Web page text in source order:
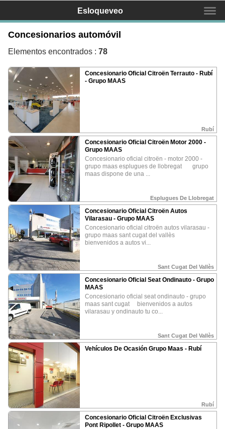
Esloqueveo
Buscas un negocio?
Inicio
Mapa
Servicios
Equipo
Contactar
Promociona tu negocio
¿Qué és Esloqueveo?
¿Como mostrar mi negocio?
Promocione su negocio
¿Como puedo obtener las fotos?
¿Que puedo hacer con las fotos?
Política privacidad Aviso Legal
ALOJAMIENTO
•Campings
•Casas rurales
COMER Y BEBER
•
Restaurantes
•
OCIO Y CULTURA
•Deportes
PROMOCION REGION
•
Huesca
•La Rioja
•Alquezar
•Rutas de España
Concesionarios automóvil
Elementos encontrados : 78
Concesionario Oficial Citroën Terrauto - Rubí
- Grupo MAAS
Rubí
Concesionario Oficial Citroën Motor 2000 -
Grupo MAAS
concesionario oficial citroën - motor 2000 -
grupo maas esplugues de llobregat grupo
maas dispone de una ...
Esplugues De Llobregat
Concesionario Oficial Citroën Autos
Vilarasau - Grupo MAAS
concesionario oficial citroën autos vilarasau -
grupo maas sant cugat del vallès
bienvenidos a autos vi...
Sant Cugat Del Vallès
Concesionario Oficial Seat Ondinauto - Grupo
MAAS
concesionario oficial seat ondinauto - grupo
maas sant cugat bienvenidos a autos
vilarasau y ondinauto tu co...
Sant Cugat Del Vallès
Vehículos De Ocasión Grupo Maas - Rubí
Rubí
Concesionario Oficial Citroën Exclusivas
Pont Ripollet - Grupo MAAS